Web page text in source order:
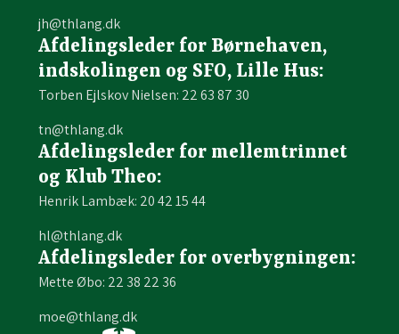
jh@thlang.dk
Afdelingsleder for Børnehaven,
indskolingen og SFO, Lille Hus:
Torben Ejlskov Nielsen: 22 63 87 30
tn@thlang.dk
Afdelingsleder for mellemtrinnet
og Klub Theo:
Henrik Lambæk: 20 42 15 44
hl@thlang.dk
Afdelingsleder for overbygningen:
Mette Øbo: 22 38 22 36
moe@thlang.dk